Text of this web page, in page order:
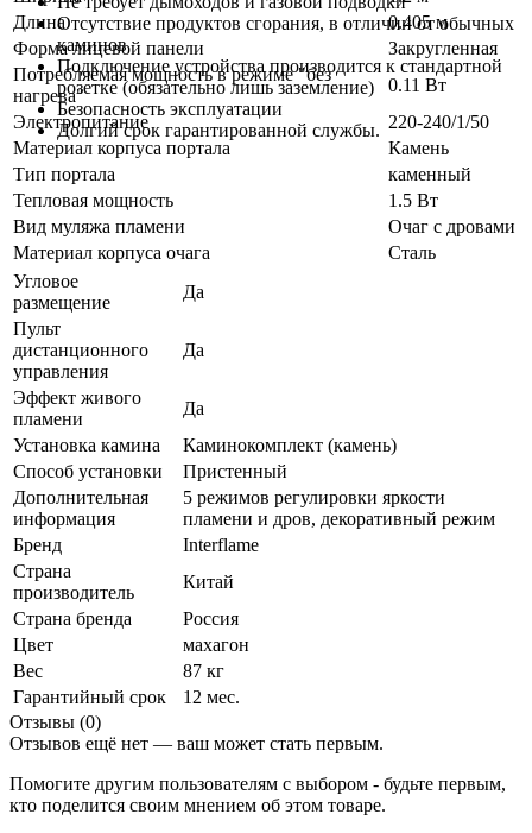
Отсутствие продуктов сгорания, в отличии от обычных
каминов
Подключение устройства производится к стандартной
розетке (обязательно лишь заземление)
Безопасность эксплуатации
Долгий срок гарантированной службы.
Длина
0.405 м
Форма лицевой панели
Закругленная
Потребляемая мощность в режиме "без
нагрева"
0.11 Вт
Электропитание
220-240/1/50
Материал корпуса портала
Камень
Тип портала
каменный
Тепловая мощность
1.5 Вт
Вид муляжа пламени
Очаг с дровами
Материал корпуса очага
Сталь
Угловое
размещение
Да
Пульт
дистанционного
управления
Да
Эффект живого
пламени
Да
Установка камина
Каминокомплект (камень)
Способ установки
Пристенный
Дополнительная
информация
5 режимов регулировки яркости
пламени и дров, декоративный режим
Бренд
Interflame
Страна
производитель
Китай
Страна бренда
Россия
Цвет
махагон
Вес
87 кг
Гарантийный срок
12 мес.
Отзывы (0)
Отзывов ещё нет — ваш может стать первым.
Помогите другим пользователям с выбором - будьте первым,
кто поделится своим мнением об этом товаре.